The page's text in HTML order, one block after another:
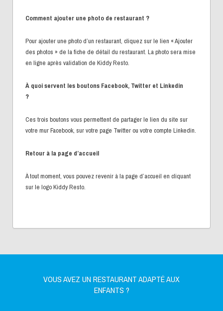
Comment ajouter une photo de restaurant ?
Pour ajouter une photo d’un restaurant, cliquez sur le lien « Ajouter
des photos » de la fiche de détail du restaurant. La photo sera mise
en ligne après validation de Kiddy Resto.
À quoi servent les boutons Facebook, Twitter et Linkedin
?
Ces trois boutons vous permettent de partager le lien du site sur
votre mur Facebook, sur votre page Twitter ou votre compte Linkedin.
Retour à la page d’accueil
À tout moment, vous pouvez revenir à la page d’accueil en cliquant
sur le logo Kiddy Resto.
VOUS AVEZ UN RESTAURANT ADAPTÉ AUX
ENFANTS ?